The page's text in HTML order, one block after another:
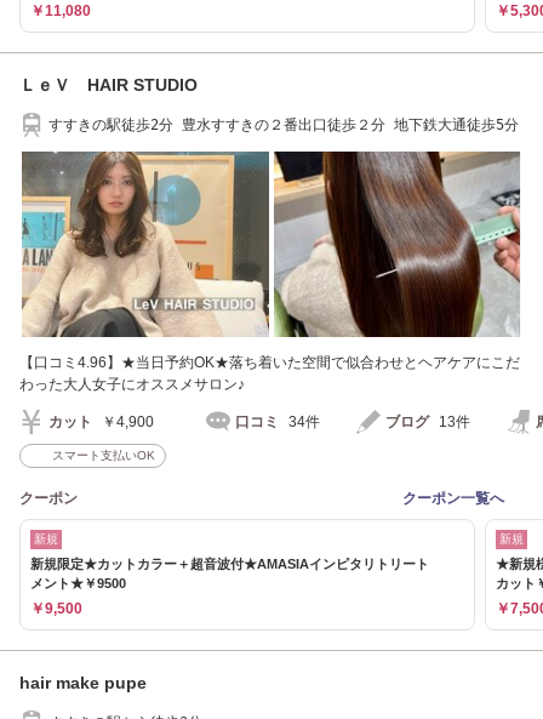
￥11,080 ￥
ＬｅＶ HAIR STUDIO
すすきの駅徒歩2分 豊水すすきの２番出口徒歩２分 地下鉄大通徒歩5分
【口コミ4.96】★当日予約OK★落ち着いた空間で似合わせとヘアケアにこだ
わった大人女子にオススメサロン♪
カット ￥4,900 口コミ 34件 ブログ 13件
スマート支払いOK
クーポン クーポン一覧へ
新規
新規限定★カットカラー＋超音波付★AMASIAインピタリトリート
メント★￥9500
￥9,500
新規
★新規
カット
￥
hair make pupe